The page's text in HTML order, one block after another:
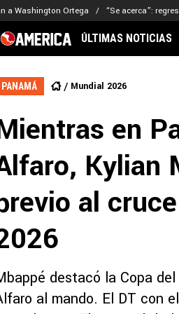
a Washington Ortega “Se acerca”:
CONCACAF
Liga de Naciones
Copa de Campeones
Copa Centroamericana
MLS
ÚLTIMAS NOTICIAS
PANAMÁ Mundial 2026
en
Kylian
al
destacó la Copa
al mando. El DT con